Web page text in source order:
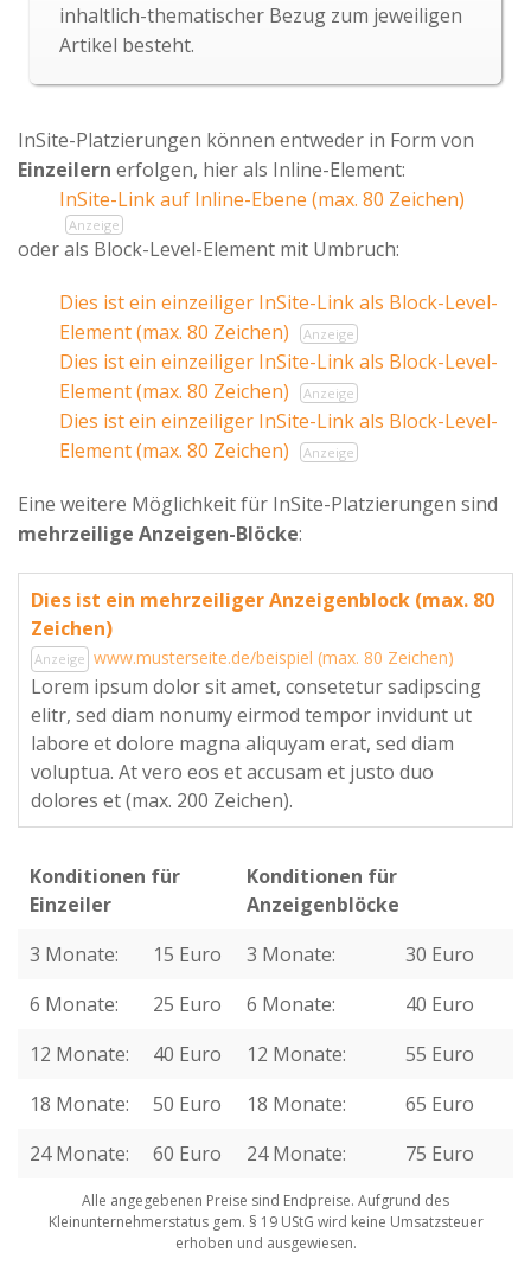
inhaltlich-thematischer Bezug zum jeweiligen
Artikel besteht.
InSite-Platzierungen können entweder in Form von
Einzeilern erfolgen, hier als Inline-Element:
InSite-Link auf Inline-Ebene (max. 80 Zeichen)
Anzeige
oder als Block-Level-Element mit Umbruch:
Dies ist ein einzeiliger InSite-Link als Block-Level-
Element (max. 80 Zeichen)
Anzeige
Dies ist ein einzeiliger InSite-Link als Block-Level-
Element (max. 80 Zeichen)
Anzeige
Dies ist ein einzeiliger InSite-Link als Block-Level-
Element (max. 80 Zeichen)
Anzeige
Eine weitere Möglichkeit für InSite-Platzierungen sind
mehrzeilige Anzeigen-Blöcke:
Dies ist ein mehrzeiliger Anzeigenblock (max. 80
Zeichen)
Anzeige www.musterseite.de/beispiel (max. 80 Zeichen)
Lorem ipsum dolor sit amet, consetetur sadipscing
elitr, sed diam nonumy eirmod tempor invidunt ut
labore et dolore magna aliquyam erat, sed diam
voluptua. At vero eos et accusam et justo duo
dolores et (max. 200 Zeichen).
Konditionen für
Einzeiler
Konditionen für
Anzeigenblöcke
3 Monate:
15 Euro 3 Monate:
30 Euro
6 Monate:
25 Euro 6 Monate:
40 Euro
12 Monate:
40 Euro 12 Monate:
55 Euro
18 Monate:
50 Euro 18 Monate:
65 Euro
24 Monate:
60 Euro 24 Monate: 75 Euro
Alle angegebenen Preise sind Endpreise. Aufgrund des
Kleinunternehmerstatus gem. § 19 UStG wird keine Umsatzsteuer
erhoben und ausgewiesen.